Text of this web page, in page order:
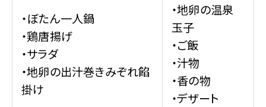
・ぼたん一人鍋
・鶏唐揚げ
・サラダ
・地卵の出汁巻きみぞれ餡
掛け
・地卵の温泉
玉子
・ご飯
・汁物
・香の物
・デザート